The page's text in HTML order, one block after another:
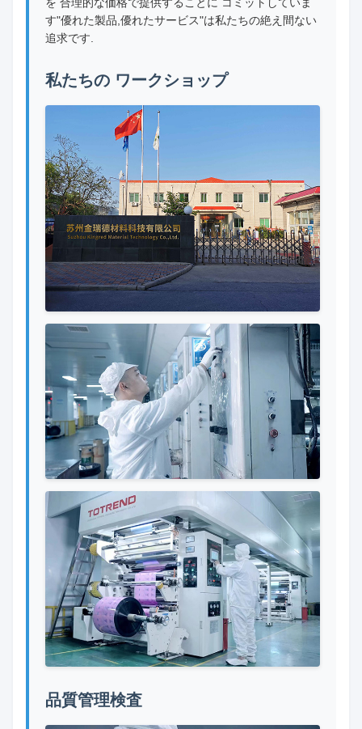
す"優れた製品,優れたサービス"は私たちの絶え間ない
追求です.
私たちの ワークショップ
品質管理検査